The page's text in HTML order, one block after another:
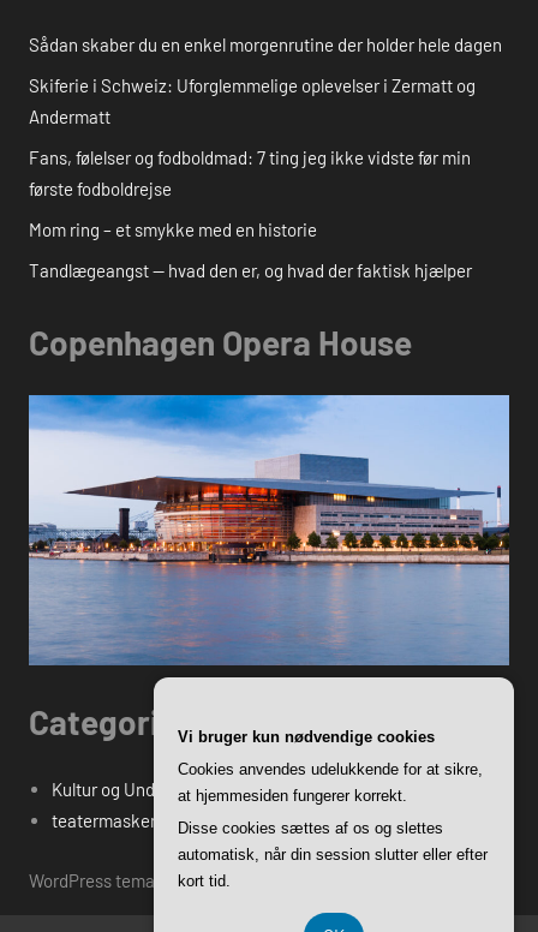
Sådan skaber du en enkel morgenrutine der holder hele dagen
Skiferie i Schweiz: Uforglemmelige oplevelser i Zermatt og
Andermatt
Fans, følelser og fodboldmad: 7 ting jeg ikke vidste før min
første fodboldrejse
Mom ring – et smykke med en historie
Tandlægeangst — hvad den er, og hvad der faktisk hjælper
Copenhagen Opera House
Categories
Kultur og Underholdning
teatermasken.dk's Blogindlæg
WordPress tema: Harrison by ThemeZee.
Vi bruger kun nødvendige cookies
Cookies anvendes udelukkende for at sikre,
at hjemmesiden fungerer korrekt.
Disse cookies sættes af os og slettes
automatisk, når din session slutter eller efter
kort tid.